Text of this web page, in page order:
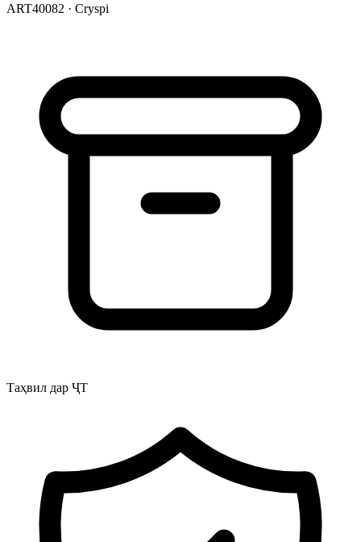
ART40082 · Cryspi
Таҳвил дар ҶТ